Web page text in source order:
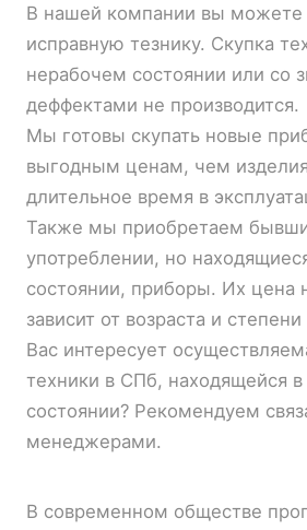
В нашей компании вы можете
исправную тезнику. Скупка
нерабочем состоянии или со
деффектами не производится.
Мы готовы скупать новые
выгодным ценам, чем
длительное время в
Также мы приобретаем
употреблении, но
состоянии, приборы. Их цена
зависит от возраста и
Вас интересует
техники в СПб, находящейся
состоянии? Рекомендуем
менеджерами.
В современном обществе